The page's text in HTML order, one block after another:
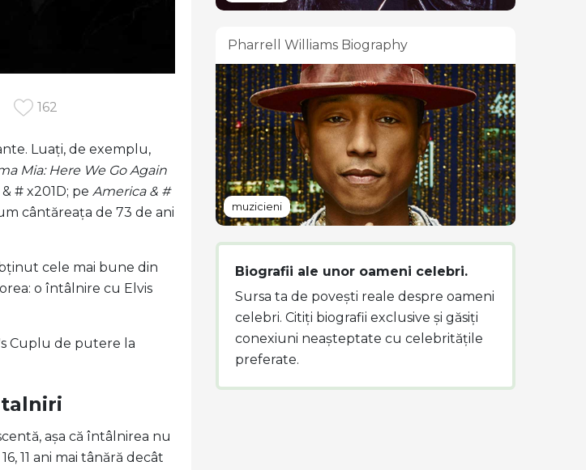
162
Luați, de exemplu,
Mia: Here We Go Again
# x201D; pe America & #
cântăreața de 73 de ani
cele mai bune din
o întâlnire cu Elvis
Cuplu de putere la
așa că întâlnirea nu
11 ani mai tânără decât
Pharrell Williams Biography
muzicieni
Biografii ale unor oameni celebri.
Sursa ta de povești reale despre oameni
celebri. Citiți biografii exclusive și găsiți
conexiuni neașteptate cu celebritățile
preferate.